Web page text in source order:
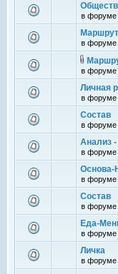
в форуме
Маршрут
в форуме
в форуме
Личная
в форуме
Состав
в форуме
Анализ
в форуме
Основа-
в форуме
Состав
в форуме
Еда-
в форуме
Личка
в форуме